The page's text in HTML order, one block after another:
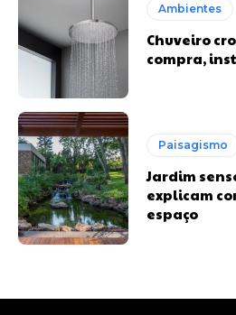
Ambientes
Chuveiro
compra,
Paisagismo
Jardim
explicam
espaço